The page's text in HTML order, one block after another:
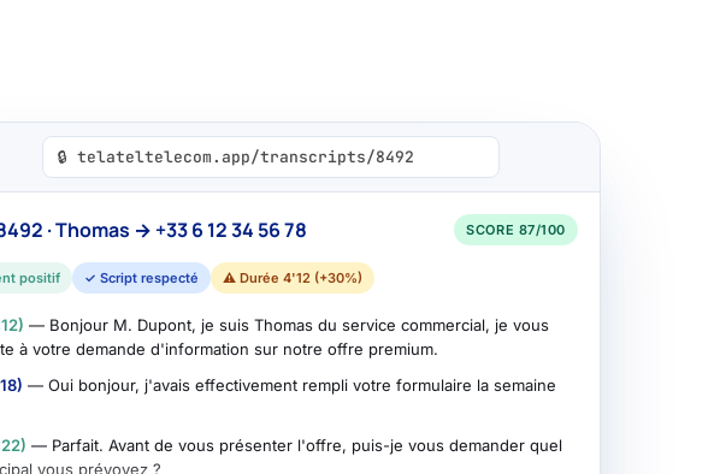
🔒 telateltelecom.app/transcripts/8492
· Thomas → +33 6 12 34 56 78 SCORE 87/100
positif ✓ Script respecté ⚠ Durée 4'12 (+30%)
— Bonjour M. Dupont, je suis Thomas du service commercial, je vous
à votre demande d'information sur notre offre premium.
— Oui bonjour, j'avais effectivement rempli votre formulaire la semaine
— Parfait. Avant de vous présenter l'offre, puis-je vous demander quel
vous prévoyez ?